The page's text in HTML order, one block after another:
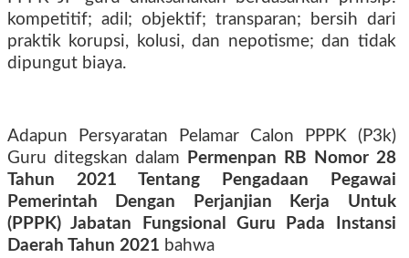
kompetitif; adil; objektif; transparan; bersih dari
praktik korupsi, kolusi, dan nepotisme; dan tidak
dipungut biaya.
Adapun Persyaratan Pelamar Calon PPPK (P3k)
Guru ditegskan dalam
Permenpan RB Nomor 28
Tahun 2021 Tentang Pengadaan Pegawai
Pemerintah Dengan Perjanjian Kerja Untuk
(PPPK) Jabatan Fungsional Guru Pada Instansi
Daerah Tahun 2021 bahwa